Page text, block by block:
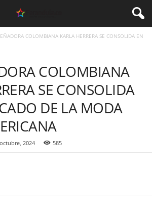
COLOMBIANA KARLA HERRERA SE CONSOLIDA EN
COLOMBIANA
SE CONSOLIDA
DE LA MODA
2024 585